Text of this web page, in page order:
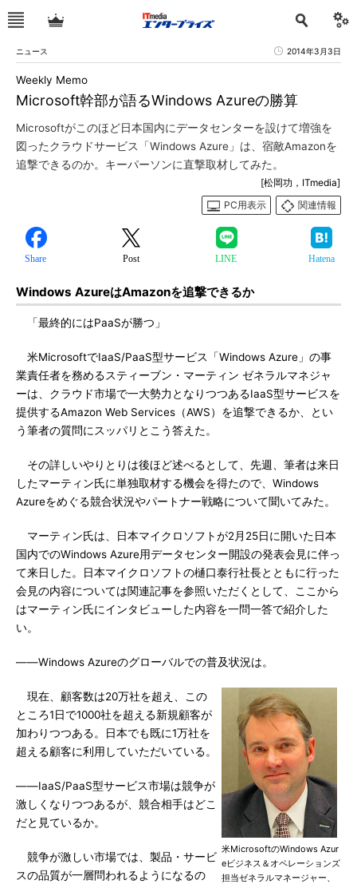
ニュース 2014年3月3日
Microsoft幹部が語るWindows Azureの勝算
Weekly Memo
Microsoftがこのほど日本国内にデータセンターを設けて増強を
図ったクラウドサービス「Windows Azure」は、宿敵Amazonを
追撃できるのか。キーパーソンに直撃取材してみた。
[松岡功，ITmedia]
PC用表示
関連情報
Share Post LINE Hatena
Windows AzureはAmazonを追撃できるか
「最終的にはPaaSが勝つ」
米MicrosoftでIaaS/PaaS型サービス「Windows Azure」の事
業責任者を務めるスティーブン・マーティン ゼネラルマネジャ
ーは、クラウド市場で一大勢力となりつつあるIaaS型サービスを
提供するAmazon Web Services（AWS）を追撃できるか、とい
う筆者の質問にスッパリとこう答えた。
その詳しいやりとりは後ほど述べるとして、先週、筆者は来日
したマーティン氏に単独取材する機会を得たので、Windows
Azureをめぐる競合状況やパートナー戦略について聞いてみた。
マーティン氏は、日本マイクロソフトが2月25日に開いた日本
国内でのWindows Azure用データセンター開設の発表会見に伴っ
て来日した。日本マイクロソフトの樋口泰行社長とともに行った
会見の内容については関連記事を参照いただくとして、ここから
はマーティン氏にインタビューした内容を一問一答で紹介した
い。
――Windows Azureのグローバルでの普及状況は。
米MicrosoftのWindows Azur
eビジネス＆オペレーションズ
担当ゼネラルマネージャー、
現在、顧客数は20万社を超え、この
ところ1日で1000社を超える新規顧客が
加わりつつある。日本でも既に1万社を
超える顧客に利用していただいている。
――IaaS/PaaS型サービス市場は競争が
激しくなりつつあるが、競合相手はどこ
だと見ているか。
競争が激しい市場では、製品・サービ
スの品質が一層問われるようになるの